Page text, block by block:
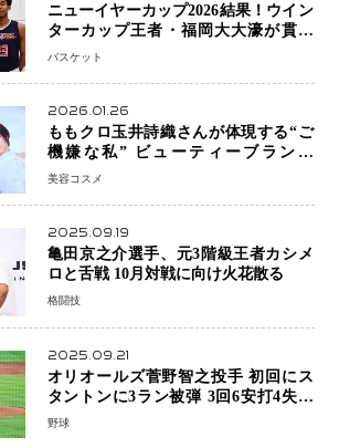
ニューイヤーカップ2026結果！ウイン
ターカップ王者・福岡大大濠が貫禄
V！ 東山は“背番号継承”で新たな物語
バスケット
2026.01.26
ももクロ玉井詩織さんが体現する“ご
機嫌な私” ビューティーブランド
「iYON」が描く新しいスキンケア体
美容コスメ
2025.09.19
亀田京之介選手、元3階級王者カシメ
格闘技
2025.09.21
オリオールズ菅野智之投手 初回にス
タントンに3ラン被弾 3回6安打4失点
で降板
野球